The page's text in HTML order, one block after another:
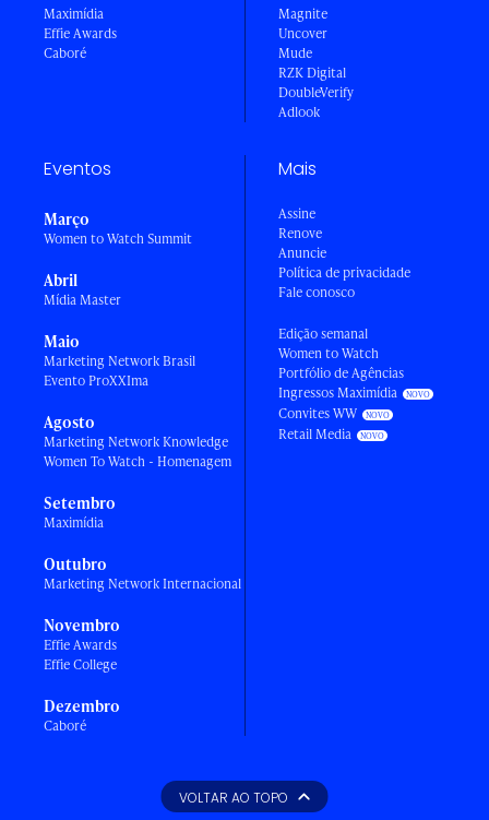
Maximídia
Effie Awards
Caboré
Magnite
Uncover
Mude
RZK Digital
DoubleVerify
Adlook
Eventos
Março
Women to Watch Summit
Abril
Mídia Master
Maio
Marketing Network Brasil
Evento ProXXIma
Agosto
Marketing Network Knowledge
Women To Watch - Homenagem
Setembro
Maximídia
Outubro
Marketing Network Internacional
Novembro
Effie Awards
Effie College
Dezembro
Caboré
Mais
Assine
Renove
Anuncie
Política de privacidade
Fale conosco
Edição semanal
Women to Watch
Portfólio de Agências
Ingressos Maximídia
Convites WW
Retail Media
VOLTAR AO TOPO